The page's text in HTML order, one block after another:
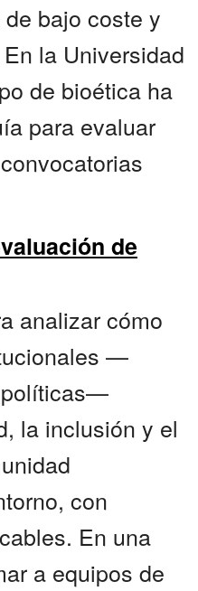
bajo coste y
la Universidad
de bioética ha
para evaluar
de
analizar cómo
—
políticas—
la inclusión y el
con
En una
a equipos de